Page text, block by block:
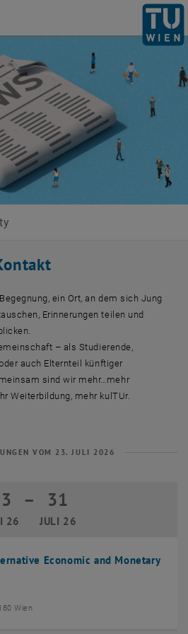
Community auflisten
ein Ort, an dem sich Jung
Erinnerungen teilen und
– als Studierende,
auch Elternteil künftiger
sind wir mehr…mehr
Weiterbildung, mehr kulTUr.
VOM 23. JULI 2026
Economic and Monetary
26
13 Juli 2026 bis 31 Juli 2026
– 31
JULI 26
Wien